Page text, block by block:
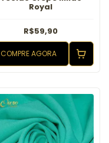
Royal
R$59,90
COMPRE AGORA